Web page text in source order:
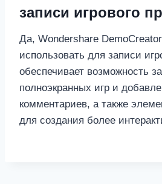
записи игрового
Да, Wondershare
использовать для записи
обеспечивает возможность
полноэкранных игр и
комментариев, а также
для создания более